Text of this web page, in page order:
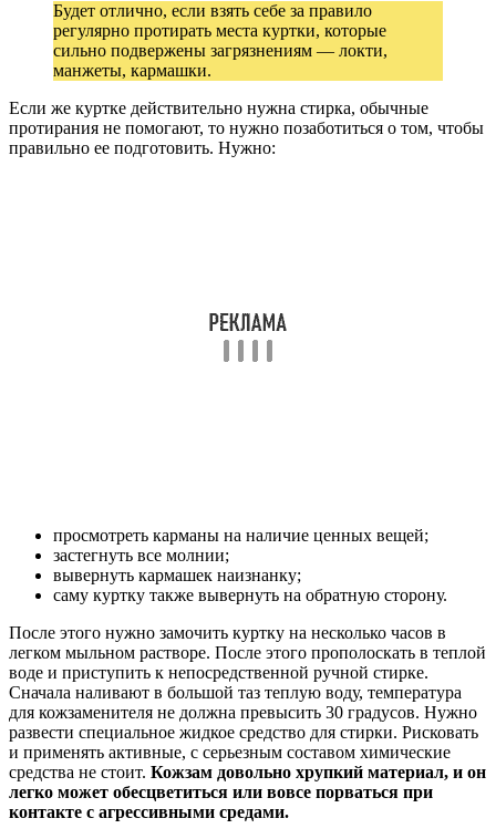
Будет отлично, если взять себе за правило
регулярно протирать места куртки, которые
сильно подвержены загрязнениям — локти,
манжеты, кармашки.
Если же куртке действительно нужна стирка, обычные
протирания не помогают, то нужно позаботиться о том, чтобы
правильно ее подготовить. Нужно:
просмотреть карманы на наличие ценных вещей;
застегнуть все молнии;
вывернуть кармашек наизнанку;
саму куртку также вывернуть на обратную сторону.
После этого нужно замочить куртку на несколько часов в
легком мыльном растворе. После этого прополоскать в теплой
воде и приступить к непосредственной ручной стирке.
Сначала наливают в большой таз теплую воду, температура
для кожзаменителя не должна превысить 30 градусов. Нужно
развести специальное жидкое средство для стирки. Рисковать
и применять активные, с серьезным составом химические
средства не стоит. Кожзам довольно хрупкий материал, и он
легко может обесцветиться или вовсе порваться при
контакте с агрессивными средами.